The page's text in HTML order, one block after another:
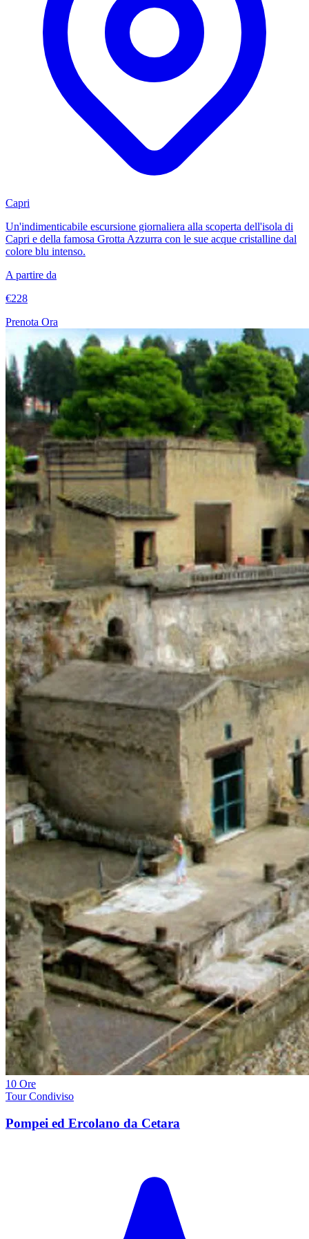
Capri
Un'indimenticabile escursione giornaliera alla scoperta dell'isola di
Capri e della famosa Grotta Azzurra con le sue acque cristalline dal
colore blu intenso.
A partire da
€228
Prenota Ora
10 Ore
Tour Condiviso
Pompei ed Ercolano da Cetara